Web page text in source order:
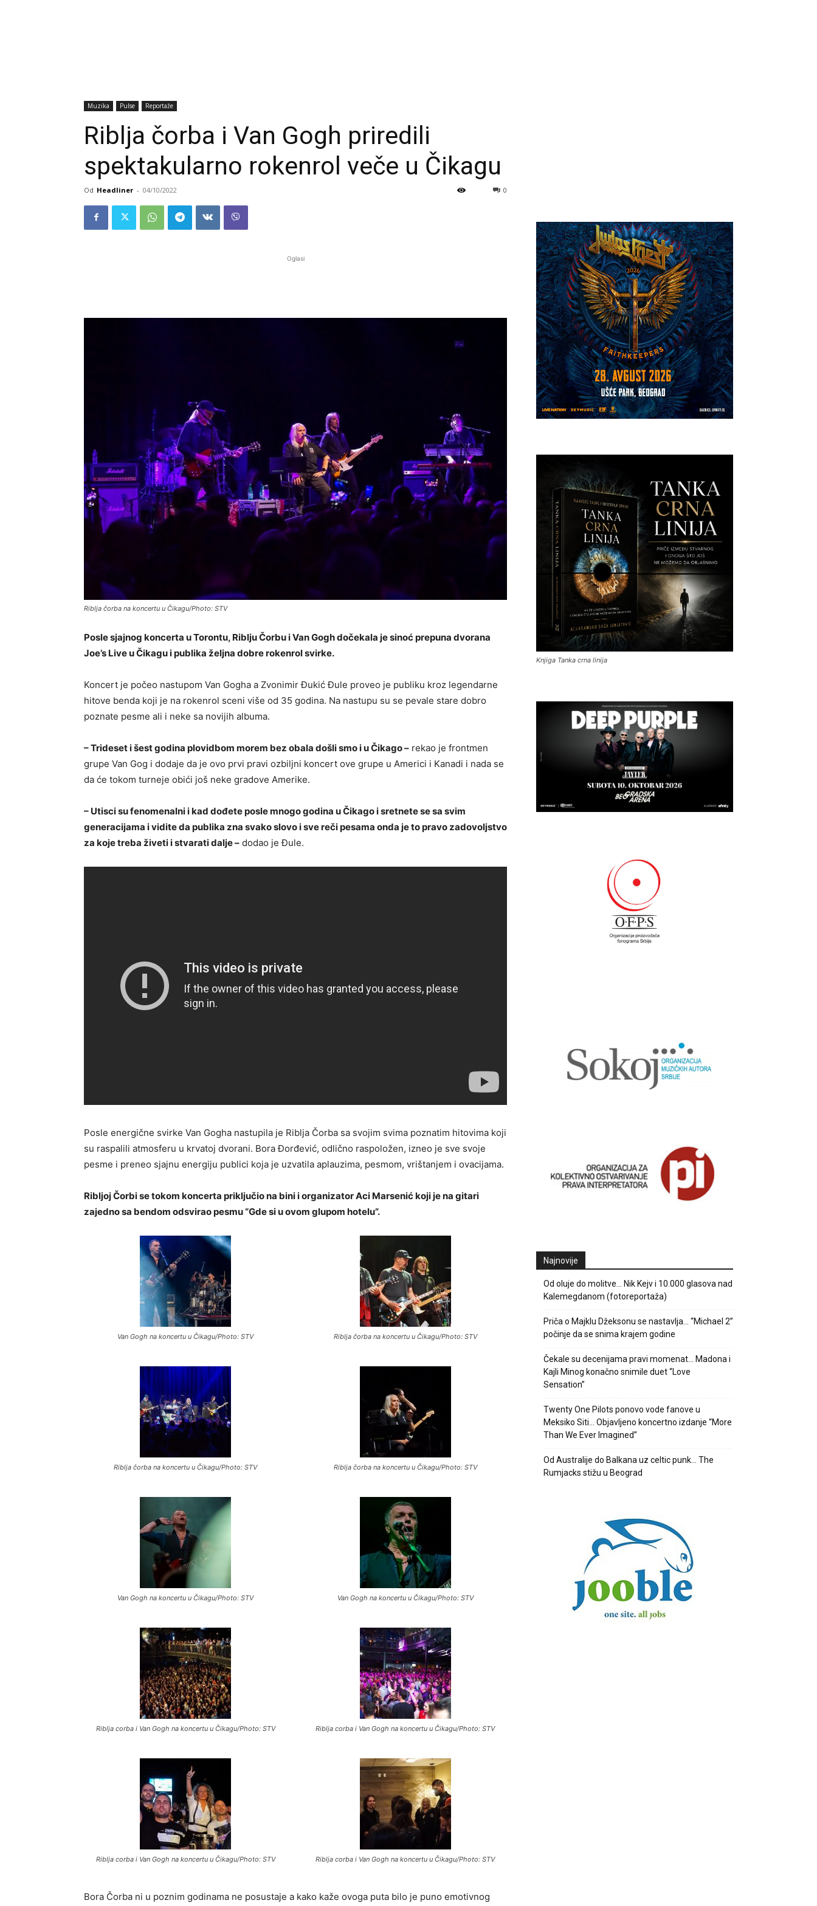
Muzika Pulse Reportaže
Riblja čorba i Van Gogh priredili
spektakularno rokenrol veče u Čikagu
Od Headliner - 04/10/2022 0
Oglasi
Riblja čorba na koncertu u Čikagu/Photo: STV
Posle sjajnog koncerta u Torontu, Riblju Čorbu i Van Gogh dočekala je sinoć prepuna dvorana
Joe’s Live u Čikagu i publika željna dobre rokenrol svirke.
Koncert je počeo nastupom Van Gogha a Zvonimir Đukić Đule proveo je publiku kroz legendarne
hitove benda koji je na rokenrol sceni više od 35 godina. Na nastupu su se pevale stare dobro
poznate pesme ali i neke sa novijih albuma.
– Trideset i šest godina plovidbom morem bez obala došli smo i u Čikago – rekao je frontmen
grupe Van Gog i dodaje da je ovo prvi pravi ozbiljni koncert ove grupe u Americi i Kanadi i nada se
da će tokom turneje obići još neke gradove Amerike.
– Utisci su fenomenalni i kad dođete posle mnogo godina u Čikago i sretnete se sa svim
generacijama i vidite da publika zna svako slovo i sve reči pesama onda je to pravo zadovoljstvo
za koje treba živeti i stvarati dalje – dodao je Đule.
Posle energične svirke Van Gogha nastupila je Riblja Čorba sa svojim svima poznatim hitovima koji
su raspalili atmosferu u krvatoj dvorani. Bora Đorđević, odlično raspoložen, izneo je sve svoje
pesme i preneo sjajnu energiju publici koja je uzvatila aplauzima, pesmom, vrištanjem i ovacijama.
Ribljoj Čorbi se tokom koncerta priključio na bini i organizator Aci Marsenić koji je na gitari
zajedno sa bendom odsvirao pesmu “Gde si u ovom glupom hotelu”.
Van Gogh na koncertu u Čikagu/Photo: STV Riblja čorba na koncertu u Čikagu/Photo: STV
Riblja čorba na koncertu u Čikagu/Photo: STV Riblja čorba na koncertu u Čikagu/Photo: STV
Van Gogh na koncertu u Čikagu/Photo: STV Van Gogh na koncertu u Čikagu/Photo: STV
Riblja corba i Van Gogh na koncertu u Čikagu/Photo: STV Riblja corba i Van Gogh na koncertu u Čikagu/Photo: STV
Riblja corba i Van Gogh na koncertu u Čikagu/Photo: STV Riblja corba i Van Gogh na koncertu u Čikagu/Photo: STV
Bora Čorba ni u poznim godinama ne posustaje a kako kaže ovoga puta bilo je puno emotivnog
Knjiga Tanka crna linija
Najnovije
Od oluje do molitve… Nik Kejv i 10.000 glasova nad
Kalemegdanom (fotoreportaža)
Priča o Majklu Džeksonu se nastavlja… “Michael 2”
počinje da se snima krajem godine
Čekale su decenijama pravi momenat… Madona i
Kajli Minog konačno snimile duet “Love
Sensation”
Twenty One Pilots ponovo vode fanove u
Meksiko Siti… Objavljeno koncertno izdanje “More
Than We Ever Imagined”
Od Australije do Balkana uz celtic punk… The
Rumjacks stižu u Beograd